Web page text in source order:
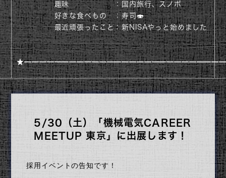
会社紹介
仕事紹介
新潟県長岡で掴む暮らし
趣味 ：国内旅行、スノボ
好きな食べもの ：寿司🍣
最近頑張ったこと：新NISAやっと始めました
5/30（土）「機械電気CAREER
MEETUP 東京」に出展します！
採用イベントの告知です！